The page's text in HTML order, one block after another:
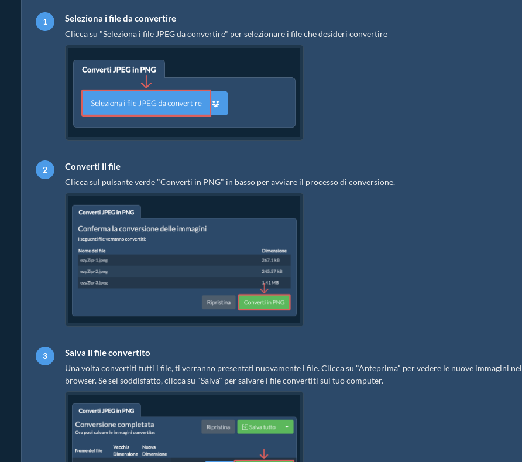
Seleziona i file da convertire
Clicca su "Seleziona i file JPEG da convertire" per selezionare i file che desideri convertire
Converti il file
Clicca sul pulsante verde "Converti in PNG" in basso per avviare il processo di conversione.
Salva il file convertito
Una volta convertiti tutti i file, ti verranno presentati nuovamente i file. Clicca su "Anteprima" per vedere le nuove immagini nel
browser. Se sei soddisfatto, clicca su "Salva" per salvare i file convertiti sul tuo computer.